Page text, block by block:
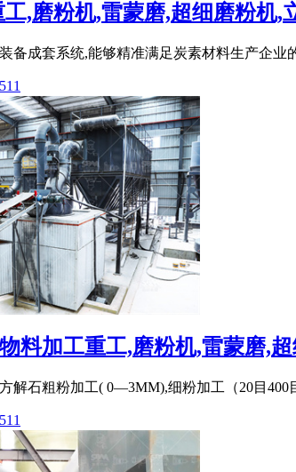
,磨粉机,雷蒙磨,超细磨粉机,
备成套系统,能够精准满足炭素材料生产企
料加工重工,磨粉机,雷蒙磨,
解石粗粉加工( 0—3MM),细粉加工（20目400